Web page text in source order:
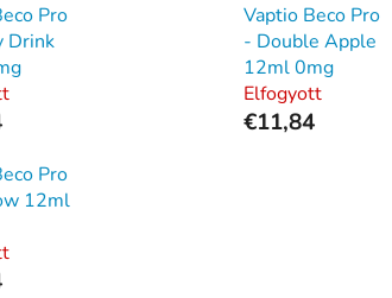
Pro
Drink
Vaptio Beco Pro
- Double Apple
12ml 0mg
Elfogyott
€11,84
Pro
12ml